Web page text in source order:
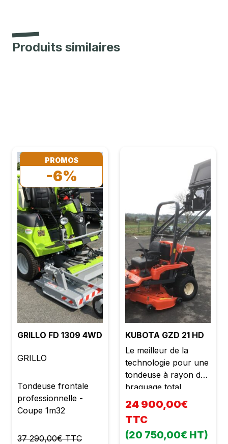
Produits similaires
PROMOS
-6%
GRILLO FD 1309 4WD
GRILLO
Tondeuse frontale
professionnelle -
Coupe 1m32
37 290,00€ TTC
KUBOTA GZD 21 HD
Le meilleur de la
technologie pour une
tondeuse à rayon de
braquage total
étonnamment
efficace, endurante et
très facile d'utilisation.
Système de coupe à
24 900,00€
TTC
(20 750,00€ HT)